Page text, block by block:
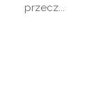
przecz...